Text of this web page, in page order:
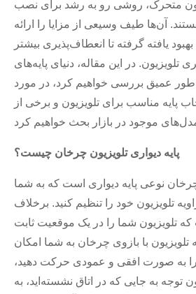
متحرک، روشی رو به رشد برای نصب
آن‌ها طیف وسیعی از مزایا را ارائه
یافته گرفته تا انعطاف‌پذیری بیشتر
تلویزیون. در این مقاله، دنیای پایه‌های
طور عمیق بررسی خواهیم کرد، در مورد
پایه مناسب برای تلویزیون و برخی از
پایه دیواری تلویزیون چرخان چیست؟
چرخان نوعی پایه دیواری است که به شما
تلویزیون خود را تنظیم کنید. برخلاف
که تلویزیون شما را در یک موقعیت ثابت
تلویزیون با بازوی چرخان به شما امکان
را به صورت افقی و عمودی حرکت دهید،
توجه به جایی که در اتاق نشسته‌اید، به